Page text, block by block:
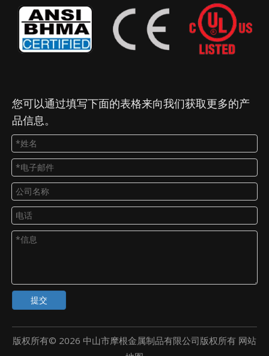
您可以通过填写下面的表格来向我们获取更多的产
品信息。
提交
版权所有© 2026 中山市摩根金属制品有限公司版权所有 网站